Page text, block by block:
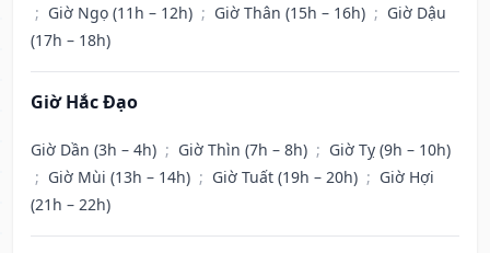
; Giờ Ngọ (11h – 12h) ; Giờ Thân (15h – 16h) ; Giờ Dậu
(17h – 18h)
Giờ Hắc Đạo
Giờ Dần (3h – 4h) ; Giờ Thìn (7h – 8h) ; Giờ Tỵ (9h – 10h)
; Giờ Mùi (13h – 14h) ; Giờ Tuất (19h – 20h) ; Giờ Hợi
(21h – 22h)